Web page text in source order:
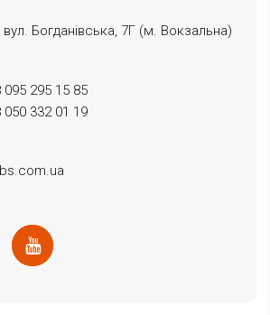
вул. Богданівська, 7Г (м. Вокзальна)
095 295 15 85
050 332 01 19